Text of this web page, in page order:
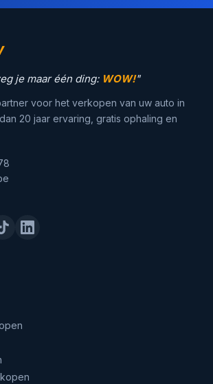
je maar één ding: WOW!"
voor het verkopen van uw auto in
20 jaar ervaring, gratis ophaling en